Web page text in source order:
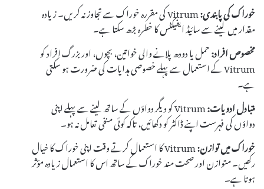
خوراک کی پابندی:
Vitrum کی مقررہ خوراک سے تجاوز نہ کریں۔ زیادہ
مقدار میں لینے سے سائیڈ ایفیکٹس کا خطرہ بڑھ سکتا ہے۔
مخصوص افراد:حمل یا دودھ پلانے والی خواتین، بچوں، اور بزرگ افراد کو
Vitrum کے استعمال سے پہلے خصوصی ہدایات کی ضرورت ہو سکتی
ہے۔
متبادل ادویات:
Vitrum کو دیگر دواؤں کے ساتھ لینے سے پہلے اپنی
دواؤں کی فہرست اپنے ڈاکٹر کو دکھائیں، تاکہ کوئی منفی تعامل نہ ہو۔
خوراک میں توازن:
Vitrum کا استعمال کرتے وقت اپنی خوراک کا خیال
رکھیں۔ متوازن اور صحت مند خوراک کے ساتھ اس کا استعمال زیادہ مؤثر
ہوتا ہے۔